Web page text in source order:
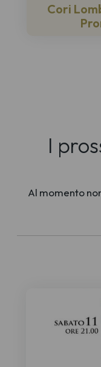
Cori
I
Al momento